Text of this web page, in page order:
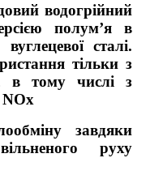
водогрійний
полум’я в
сталі.
тільки з
в тому числі з
завдяки
руху